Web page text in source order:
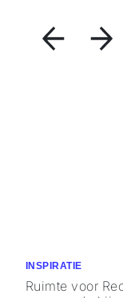
INSPIRATIE
Ruimte voor